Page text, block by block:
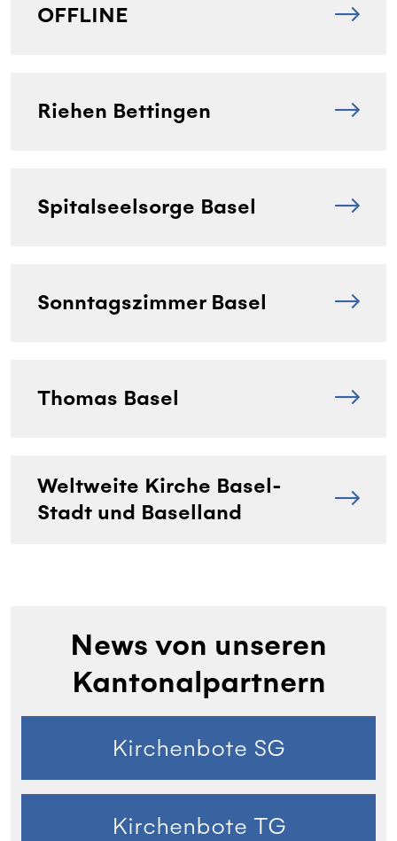
OFFLINE
Riehen Bettingen
Spitalseelsorge Basel
Sonntagszimmer Basel
Thomas Basel
Weltweite Kirche Basel-
Stadt und Baselland
News von unseren
Kantonalpartnern
Kirchenbote SG
Kirchenbote TG